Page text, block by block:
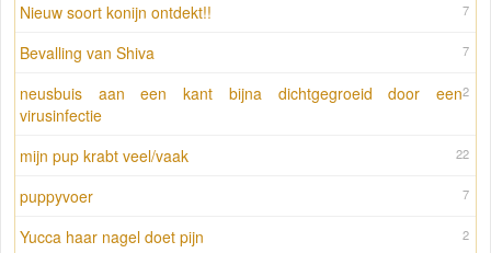
7
Nieuw soort konijn ontdekt!!
7
Bevalling van Shiva
2
neusbuis aan een kant bijna dichtgegroeid door een
virusinfectie
22
mijn pup krabt veel/vaak
7
puppyvoer
2
Yucca haar nagel doet pijn